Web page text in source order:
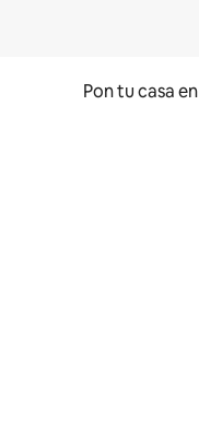
Pon tu casa